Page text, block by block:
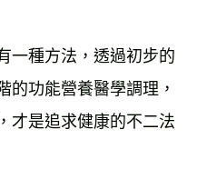
種方法，透過初步的
的功能營養醫學調理，
才是追求健康的不二法